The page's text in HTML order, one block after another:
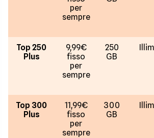
per
sempre
Top 250
Plus
9,99€
fisso
per
sempre
250
GB
Top 300
Plus
11,99€
fisso
per
sempre
300
GB